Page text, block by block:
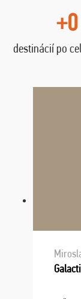
+0
destinácií po